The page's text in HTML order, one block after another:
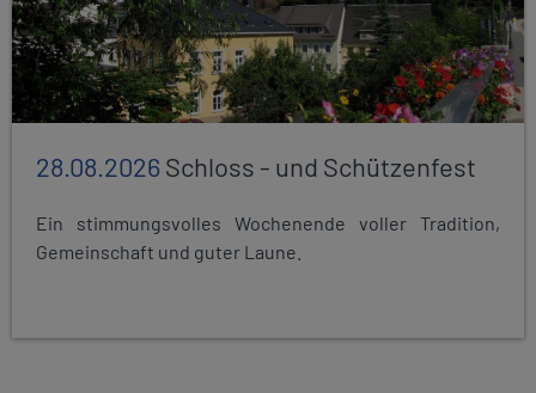
28.08.2026Schloss - und Schützenfest
Ein stimmungsvolles Wochenende voller Tradition,
Gemeinschaft und guter Laune.